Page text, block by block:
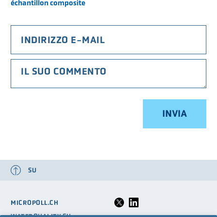
LOGIN
échantillon composite
SU
MICROPOLL.CH